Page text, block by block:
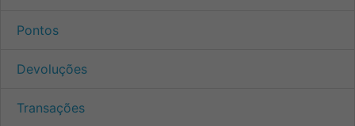
Pontos
Devoluções
Transações